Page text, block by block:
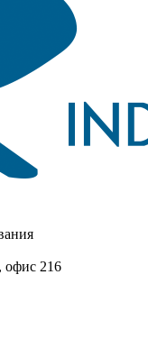
офис 216